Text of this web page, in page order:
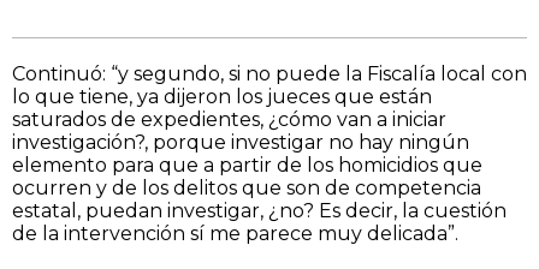
Continuó: “y segundo, si no puede la Fiscalía local con
lo que tiene, ya dijeron los jueces que están
saturados de expedientes, ¿cómo van a iniciar
investigación?, porque investigar no hay ningún
elemento para que a partir de los homicidios que
ocurren y de los delitos que son de competencia
estatal, puedan investigar, ¿no? Es decir, la cuestión
de la intervención sí me parece muy delicada”.